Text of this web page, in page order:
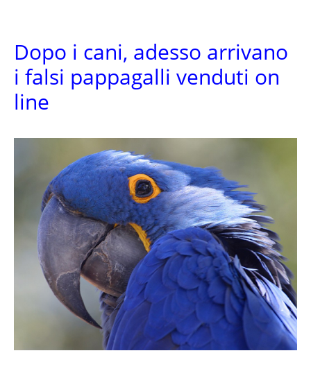
Dopo i cani, adesso arrivano
i falsi pappagalli venduti on
line